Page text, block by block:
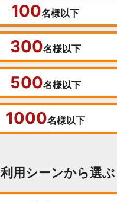
100名様以下
300名様以下
500名様以下
1000名様以下
利用シーンから選ぶ